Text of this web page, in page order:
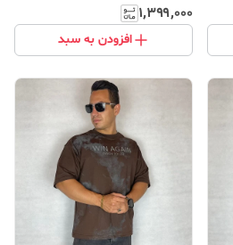
۱٬۳۹۹٬۰۰۰
افزودن به سبد